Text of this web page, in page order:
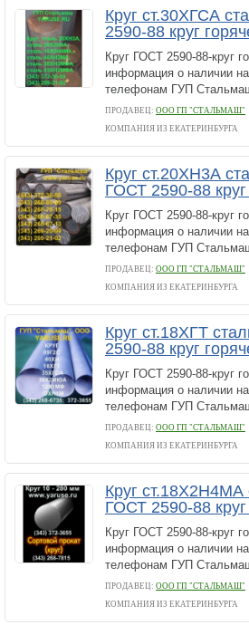
Круг ст.30ХГСА
2590-88 круг
Круг ГОСТ 2590-88-круг
информация о наличии
телефонам ГУП
ПРОДАВЕЦ: ООО ГП "СТАЛЬМАШ"
КОМПАНИЯ ИЗ ЕКАТЕРИНБУРГА
Круг ст.20ХН3А
ГОСТ 2590-88
Круг ГОСТ 2590-88-круг
информация о наличии
телефонам ГУП
ПРОДАВЕЦ: ООО ГП "СТАЛЬМАШ"
КОМПАНИЯ ИЗ ЕКАТЕРИНБУРГА
Круг ст.18ХГТ
2590-88 круг
Круг ГОСТ 2590-88-круг
информация о наличии
телефонам ГУП
ПРОДАВЕЦ: ООО ГП "СТАЛЬМАШ"
КОМПАНИЯ ИЗ ЕКАТЕРИНБУРГА
Круг
ГОСТ 2590-88
Круг ГОСТ 2590-88-круг
информация о наличии
телефонам ГУП
ПРОДАВЕЦ: ООО ГП "СТАЛЬМАШ"
КОМПАНИЯ ИЗ ЕКАТЕРИНБУРГА